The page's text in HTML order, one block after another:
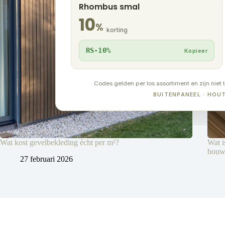
Rhombus smal
10% korting
RS-10% Kopieer
Codes gelden per los assortiment en zijn
BUITENPANEEL ·
Wat kost gevelbekleding écht per m²?
27 februari 2026
Wat